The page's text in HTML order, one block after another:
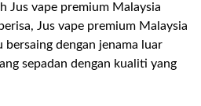
Jus vape premium Malaysia
Jus vape premium Malaysia
bersaing dengan jenama luar
sepadan dengan kualiti yang